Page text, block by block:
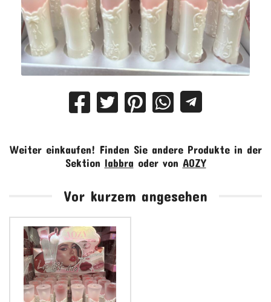
Weiter einkaufen! Finden Sie andere Produkte in der
Sektion labbra oder von AOZY
Vor kurzem angesehen